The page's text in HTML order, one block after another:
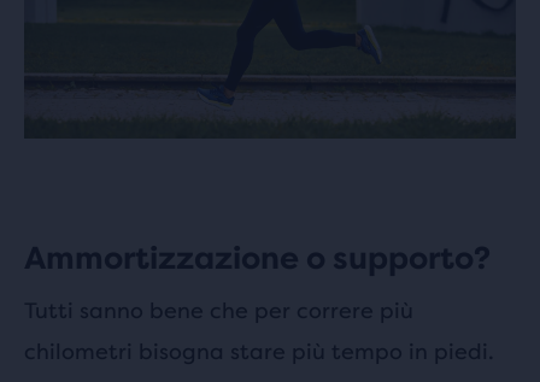
Ammortizzazione o supporto?
Tutti sanno bene che per correre più
chilometri bisogna stare più tempo in piedi.